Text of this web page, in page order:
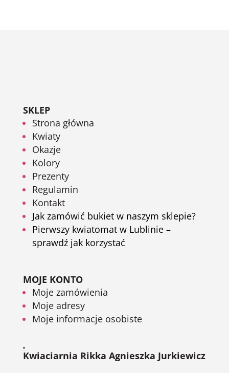
SKLEP
Strona główna
Kwiaty
Okazje
Kolory
Prezenty
Regulamin
Kontakt
Jak zamówić bukiet w naszym sklepie?
Pierwszy kwiatomat w Lublinie –
sprawdź jak korzystać
MOJE KONTO
Moje zamówienia
Moje adresy
Moje informacje osobiste
Kwiaciarnia Rikka Agnieszka Jurkiewicz